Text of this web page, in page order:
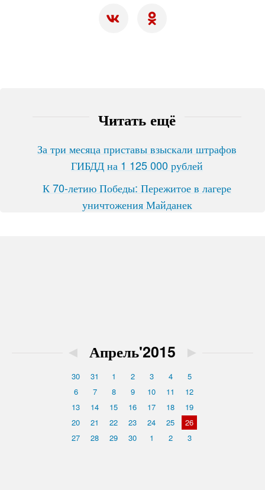
Читать ещё
За три месяца приставы взыскали штрафов
ГИБДД на 1 125 000 рублей
К 70-летию Победы: Пережитое в лагере
уничтожения Майданек
◄ Апрель'2015 ►
30 31 1 2 3 4
5
6
7 8 9 10 11
12
13
14 15 16 17 18
19
20
21 22 23 24 25
26
27
28 29 30 1 2 3